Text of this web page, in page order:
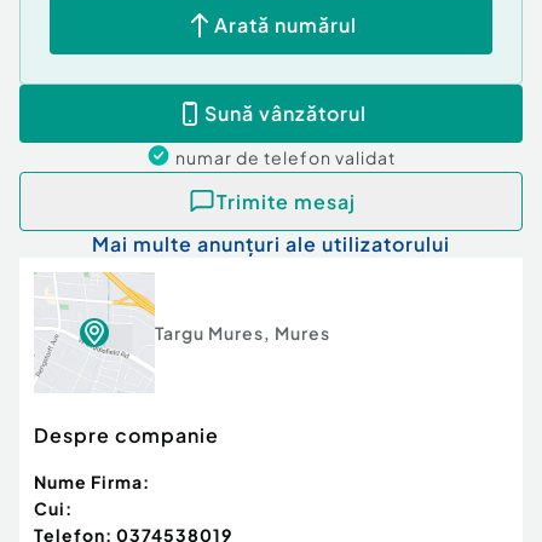
Arată numărul
Sună vânzătorul
numar de telefon validat
Trimite mesaj
Mai multe anunțuri ale utilizatorului
Targu Mures, Mures
Despre companie
Nume Firma:
Cui:
Telefon: 0374538019